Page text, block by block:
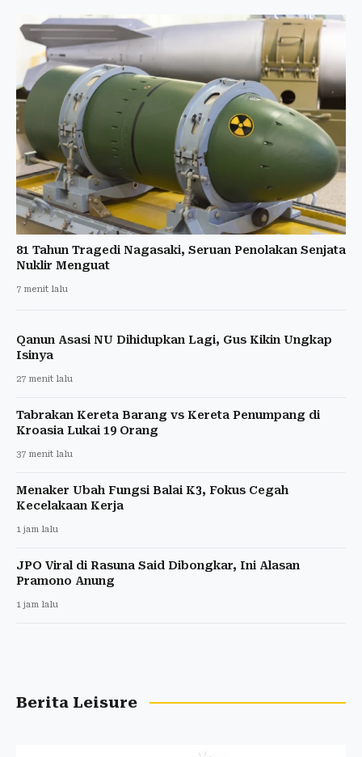
81 Tahun Tragedi Nagasaki, Seruan Penolakan Senjata
Nuklir Menguat
7 menit lalu
Qanun Asasi NU Dihidupkan Lagi, Gus Kikin Ungkap
Isinya
27 menit lalu
Tabrakan Kereta Barang vs Kereta Penumpang di
Kroasia Lukai 19 Orang
37 menit lalu
Menaker Ubah Fungsi Balai K3, Fokus Cegah
Kecelakaan Kerja
1 jam lalu
JPO Viral di Rasuna Said Dibongkar, Ini Alasan
Pramono Anung
1 jam lalu
Berita Leisure